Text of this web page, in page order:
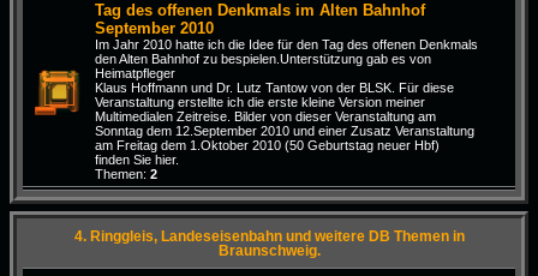
Tag des offenen Denkmals im Alten Bahnhof
September 2010
Im Jahr 2010 hatte ich die Idee für den Tag des offenen Denkmals
den Alten Bahnhof zu bespielen.Unterstützung gab es von
Heimatpfleger
Klaus Hoffmann und Dr. Lutz Tantow von der BLSK. Für diese
Veranstaltung erstellte ich die erste kleine Version meiner
Multimedialen Zeitreise. Bilder von dieser Veranstaltung am
Sonntag dem 12.September 2010 und einer Zusatz Veranstaltung
am Freitag dem 1.Oktober 2010 (50 Geburtstag neuer Hbf)
finden Sie hier.
Themen: 2
4. Ringgleis, Landeseisenbahn und weitere DB Themen in
Braunschweig.